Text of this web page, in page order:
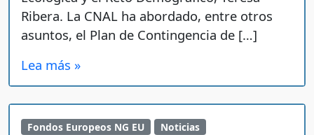
Ribera. La CNAL ha abordado, entre otros
asuntos, el Plan de Contingencia de […]
Lea más »
Fondos Europeos NG EU Noticias